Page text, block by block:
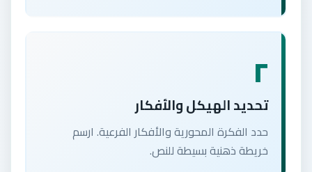
٢
تحديد الهيكل والأفكار
حدد الفكرة المحورية والأفكار الفرعية. ارسم
خريطة ذهنية بسيطة للنص.